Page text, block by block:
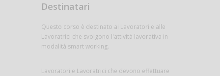
Destinatari
Questo corso è destinato ai Lavoratori e alle
Lavoratrici che svolgono l'attività lavorativa in
modalità smart working.
Lavoratori e Lavoratrici che devono effettuare